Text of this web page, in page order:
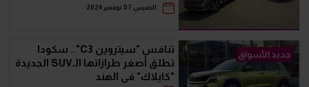
الخميس 07 نوفمبر 2024
جديد الأسواق
تنافس "سيتروين C3".. سكودا
تطلق أصغر طرازاتها الـSUV الجديدة
"كايلاك" في الهند